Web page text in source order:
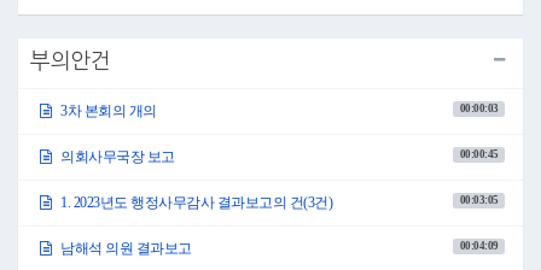
행정사무감사 결과보고는 각 상임위원회가 2023년 6월 2일부터 6월 9일까지
그러면 각 상임위원회별로 2023년도 행정사무감사 결과를 보고받도록 하겠
습니다.
안녕하십니까? 의회운영위원회 남해석 의원입니다.
특별시 마포구의회 행정사무감사 및 조사에 관한 조례」에 따라 실시한 2023
우리 위원회에서는 지난 2023년 6월 5일 의회운영위원회 위원 전원을 감사위
원으로 하여 의회사무국을 대상으로 행정사무감사를 실시하였습니다.
부의안건
3차 본회의 개의 00:00:03
의회사무국장 보고 00:00:45
1. 2023년도 행정사무감사 결과보고의 건(3건) 00:03:05
남해석 의원 결과보고 00:04:09